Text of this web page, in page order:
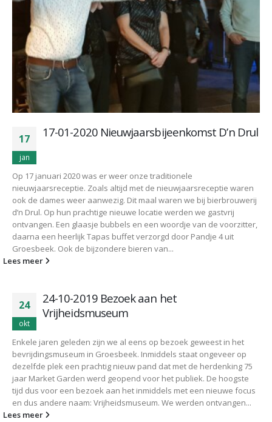
17
jan
17-01-2020 Nieuwjaarsbijeenkomst D’n Drul
Op 17 januari 2020 was er weer onze traditionele
nieuwjaarsreceptie. Zoals altijd met de nieuwjaarsreceptie waren
ook de dames weer aanwezig. Dit maal waren we bij bierbrouwerij
d’n Drul. Op hun prachtige nieuwe locatie werden we gastvrij
ontvangen. Een glaasje bubbels en een woordje van de voorzitter,
daarna een heerlijk Tapas buffet verzorgd door Pandje 4 uit
Groesbeek. Ook de bijzondere bieren van...
Lees meer
24
okt
24-10-2019 Bezoek aan het
Vrijheidsmuseum
Enkele jaren geleden zijn we al eens op bezoek geweest in het
bevrijdingsmuseum in Groesbeek. Inmiddels staat ongeveer op
dezelfde plek een prachtig nieuw pand dat met de herdenking 75
jaar Market Garden werd geopend voor het publiek. De hoogste
tijd dus voor een bezoek aan het inmiddels met een nieuwe focus
en dus andere naam: Vrijheidsmuseum. We werden ontvangen...
Lees meer